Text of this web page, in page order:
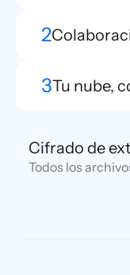
2
3Tu nube,
Cifrado de
Todos los